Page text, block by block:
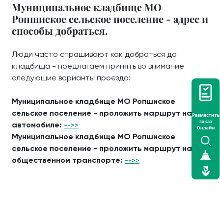
Муниципальное кладбище МО
Ропшиское сельское поселение - адрес и
способы добраться.
Люди часто спрашивают как добраться до
кладбища - предлагаем принять во внимание
следующие варианты проезда:
Муниципальное кладбище МО Ропшиское
сельское поселение - проложить маршрут на
автомобиле: -->>
Муниципальное кладбище МО Ропшиское
сельское поселение - проложить маршрут на
общественном транспорте: -->>